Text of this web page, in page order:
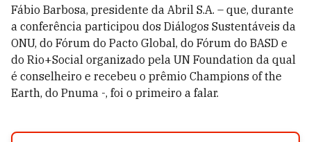
Fábio Barbosa, presidente da Abril S.A. – que, durante
a conferência participou dos Diálogos Sustentáveis da
ONU, do Fórum do Pacto Global, do Fórum do BASD e
do Rio+Social organizado pela UN Foundation da qual
é conselheiro e recebeu o prêmio Champions of the
Earth, do Pnuma -, foi o primeiro a falar.